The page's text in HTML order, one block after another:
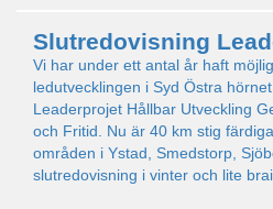
Slutredovisning
Vi har under ett antal år haft
ledutvecklingen i Syd Östra
Leaderprojet Hållbar Utveckling
och Fritid. Nu är 40 km stig
områden i Ystad, Smedstorp,
slutredovisning i vinter och lite